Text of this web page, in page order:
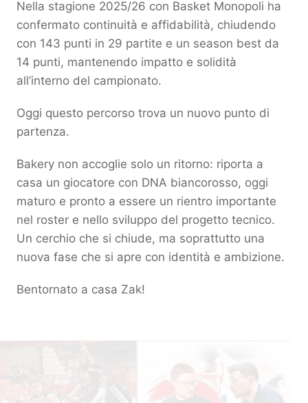
Nella stagione 2025/26 con Basket Monopoli ha
confermato continuità e affidabilità, chiudendo
con 143 punti in 29 partite e un season best da
14 punti, mantenendo impatto e solidità
all’interno del campionato.
Oggi questo percorso trova un nuovo punto di
partenza.
Bakery non accoglie solo un ritorno: riporta a
casa un giocatore con DNA biancorosso, oggi
maturo e pronto a essere un rientro importante
nel roster e nello sviluppo del progetto tecnico.
Un cerchio che si chiude, ma soprattutto una
nuova fase che si apre con identità e ambizione.
Bentornato a casa Zak!